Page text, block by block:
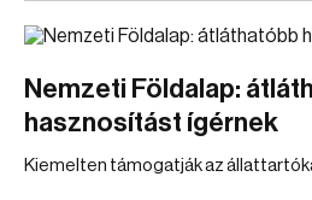
Nemzeti Földalap:
hasznosítást ígérnek
Kiemelten támogatják az